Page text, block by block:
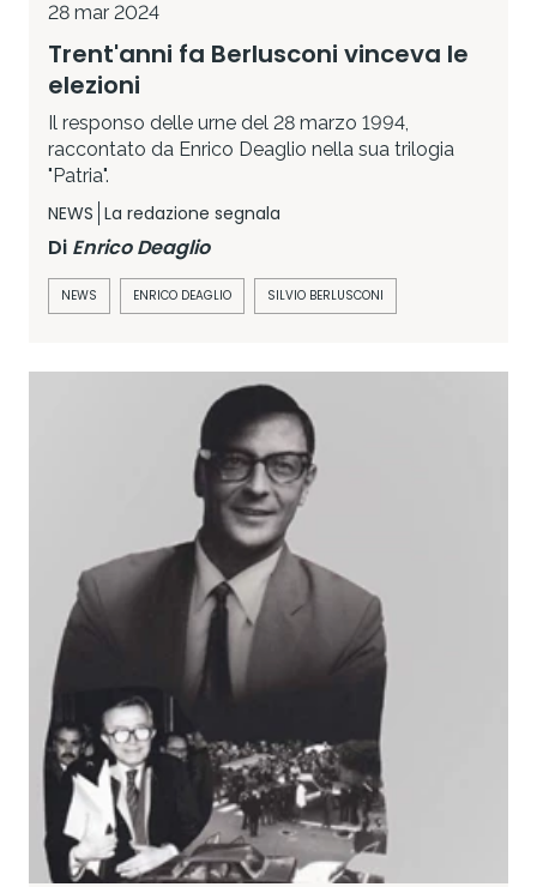
28 mar 2024
Trent'anni fa Berlusconi vinceva le
elezioni
Il responso delle urne del 28 marzo 1994,
raccontato da Enrico Deaglio nella sua trilogia
"Patria".
NEWS La redazione segnala
Di Enrico Deaglio
NEWS ENRICO DEAGLIO SILVIO BERLUSCONI